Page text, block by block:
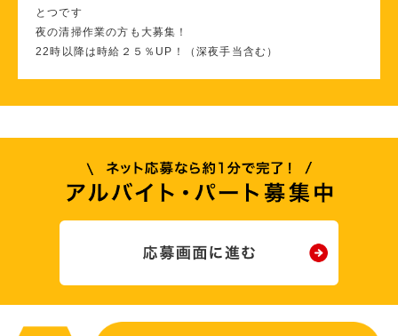
とつです
夜の清掃作業の方も大募集！
22時以降は時給２５％UP！（深夜手当含む）